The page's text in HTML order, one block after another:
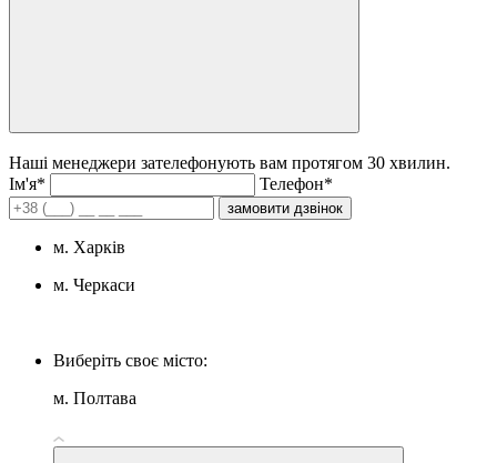
Наші менеджери зателефонують вам протягом 30 хвилин.
Iм'я*
Телефон*
замовити дзвінок
м. Харків
м. Черкаси
Виберіть своє місто:
м. Полтава